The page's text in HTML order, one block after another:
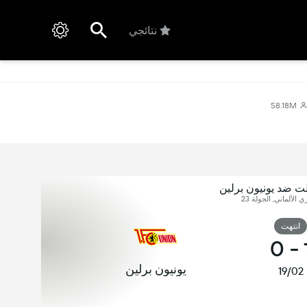
نتائجي
58.18M
ضد يونيون برلين
الألماني, الجولة 23
انتهت
-
0
19/02 يونيون برلين